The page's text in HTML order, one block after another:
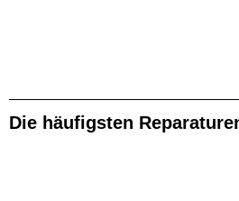
Die häufigsten